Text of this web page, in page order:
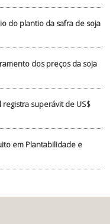
do plantio da safra de soja
dos preços da soja
superávit de US$
em Plantabilidade e